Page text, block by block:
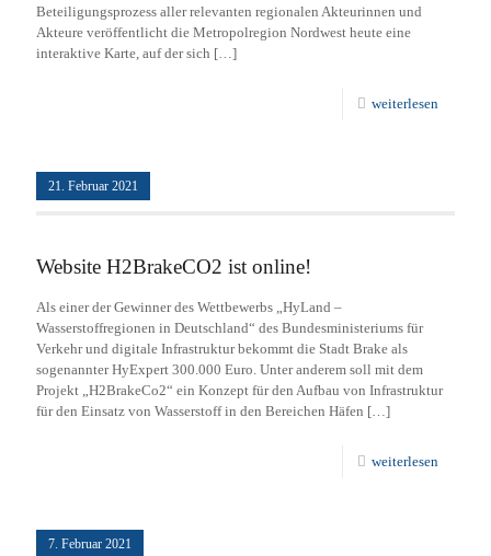
Beteiligungsprozess aller relevanten regionalen Akteurinnen und
Akteure veröffentlicht die Metropolregion Nordwest heute eine
interaktive Karte, auf der sich […]
weiterlesen
21. Februar 2021
Website H2BrakeCO2 ist online!
Als einer der Gewinner des Wettbewerbs „HyLand –
Wasserstoffregionen in Deutschland“ des Bundesministeriums für
Verkehr und digitale Infrastruktur bekommt die Stadt Brake als
sogenannter HyExpert 300.000 Euro. Unter anderem soll mit dem
Projekt „H2BrakeCo2“ ein Konzept für den Aufbau von Infrastruktur
für den Einsatz von Wasserstoff in den Bereichen Häfen […]
weiterlesen
7. Februar 2021